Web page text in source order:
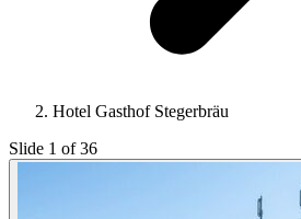
Hotel Gasthof Stegerbräu
Slide 1 of 36